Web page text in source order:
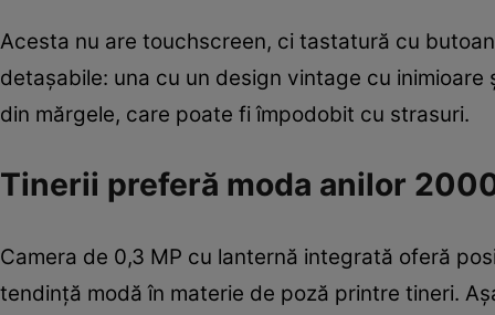
Acesta nu are touchscreen, ci tastatură cu
detașabile: una cu un design vintage cu
din mărgele, care poate fi împodobit cu strasuri.
Tinerii preferă moda anilor
Camera de 0,3 MP cu lanternă integrată oferă
tendință modă în materie de poză printre tineri.